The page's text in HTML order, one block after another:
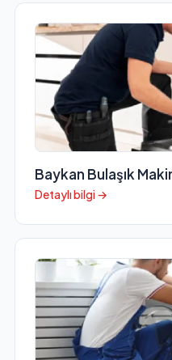
Baykan Bulaşık
Detaylı bilgi →